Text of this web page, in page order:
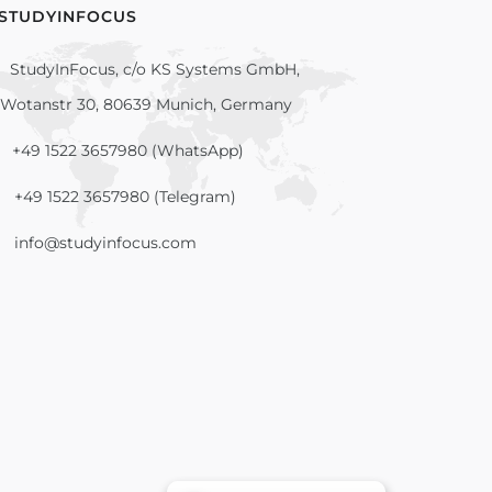
StudyInFocus, c/o KS Systems GmbH,
Wotanstr 30, 80639 Munich, Germany
+49 1522 3657980 (WhatsApp)
+49 1522 3657980 (Telegram)
info@studyinfocus.com